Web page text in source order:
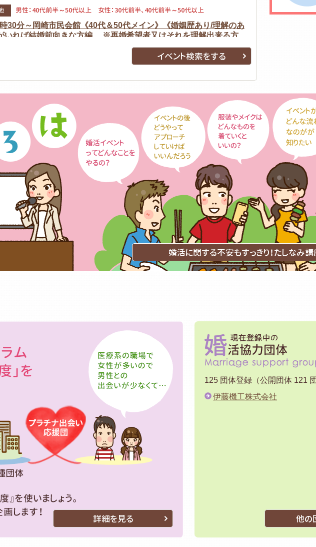
男性：40代前半～50代以上 女性：30代前半、40代前半～50代以上
30分～岡崎市民会館《40代＆50代メイン》《婚姻歴あり/理解のあ
いれば結婚前向きな方編 ※再婚希望者又はそれを理解出来る方
歳～59歳（再婚希望者又はそれを理解出来る方） 独身女性：40歳～59歳（再婚希望
30分～岡崎市民会館《30代/40代》《恋活/友活》 ゆっくりお話しカ
無料駐車場有》
歳～49歳 真面目で誠実にお相手を探してる方 独身女性：30歳～49歳 真面目で
男性：30代後半～50代以上 女性：30代後半～50代以上
30分～アイプラザ豊橋2F202《公務員/資産家etc…》50代メイン魅力
ーティ ※男性：公務員又は安定職（銀行.弁護士.医師.農協.郵便関
社員等）
橋
齢 48歳～69歳 公務員＆安定職（銀行、弁護士、医師、JA農協、農業、JR、郵便関
社員の方 独身女性：年齢 48歳～69歳 真面目で誠実にお相手を探してる方
イベント検索をする
婚活に関する不安もすっきり！たしなみ
独身従業員応援プログラム『婚活協
詳細を見る
125 団体登録（公開団体 121
伊藤機工株式会社
他の